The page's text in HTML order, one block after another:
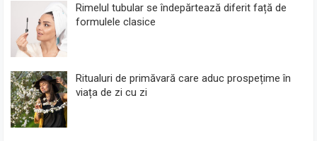
Rimelul tubular se îndepărtează diferit față de
formulele clasice
Ritualuri de primăvară care aduc prospețime în
viața de zi cu zi